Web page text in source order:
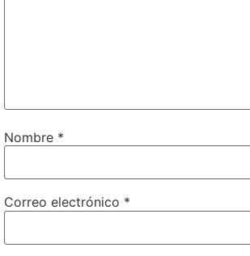
Nombre *
Correo electrónico *